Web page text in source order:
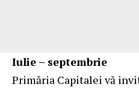
Iulie – septembrie
Primăria Capitalei vă